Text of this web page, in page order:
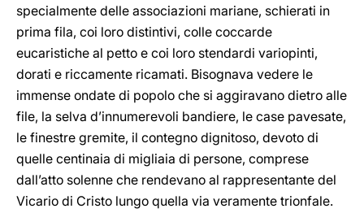
specialmente delle associazioni mariane, schierati in
prima fila, coi loro distintivi, colle coccarde
eucaristiche al petto e coi loro stendardi variopinti,
dorati e riccamente ricamati. Bisognava vedere le
immense ondate di popolo che si aggiravano dietro alle
file, la selva d’innumerevoli bandiere, le case pavesate,
le finestre gremite, il contegno dignitoso, devoto di
quelle centinaia di migliaia di persone, comprese
dall’atto solenne che rendevano al rappresentante del
Vicario di Cristo lungo quella via veramente trionfale.